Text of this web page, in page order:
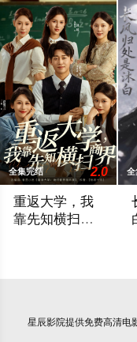
全集完结 2.0
重返大学，我
靠先知横扫商
全
星辰影院提供免费高清电